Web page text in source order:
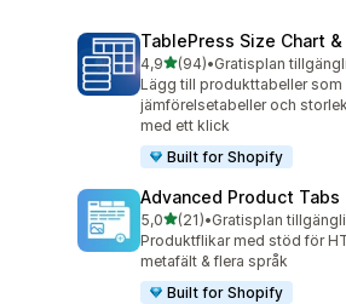
TablePress Size Chart
4,9av 5 stjärnor
(94)
94 recensioner totalt
•Gratisplan
Lägg till produkttabeller som
jämförelsetabeller och
med ett klick
Built for Shopify
Advanced Product Tabs
5,0av 5 stjärnor
(21)
21 recensioner totalt
•Gratisplan
Produktflikar med stöd för
metafält & flera språk
Built for Shopify